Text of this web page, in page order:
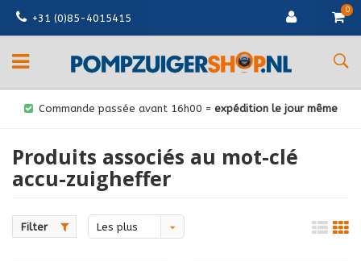
+31 (0)85-4015415
0
Commande passée avant 16h00 = expédition le jour même
Produits associés au mot-clé
accu-zuigheffer
Filter
Les plus